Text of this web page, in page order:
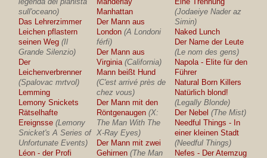
sull'oceano)
Das Lehrerzimmer
Leichen pflastern
seinen Weg (Il
Grande Silenzio)
Der
Leichenverbrenner
(Spalovac mrtvol)
Lemming
Lemony Snickets
Rätselhafte
Ereignsse (Lemony
Snicket's A Series of
Unfortunate Events)
Léon - der Profi
Manhattan
Der Mann aus
London (A Londoni
férfi)
Der Mann aus
Virginia (California)
Mann beißt Hund
(C'est arrivé près de
chez vous)
Der Mann mit den
Röntgenaugen (X:
The Man With The
X-Ray Eyes)
Der Mann mit zwei
Gehirnen (The Man
(Jodaeiye Nader az
Simin)
Naked Lunch
Der Name der Leute
(Le nom des gens)
Napola - Elite für den
Führer
Natural Born Killers
Natürlich blond!
(Legally Blonde)
Der Nebel (The Mist)
Needful Things - In
einer kleinen Stadt
(Needful Things)
Nefes - Der Atemzug